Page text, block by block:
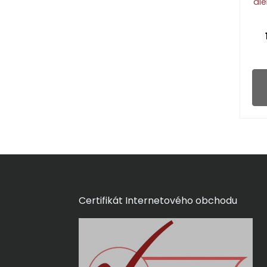
Certifikát Internetového obchodu